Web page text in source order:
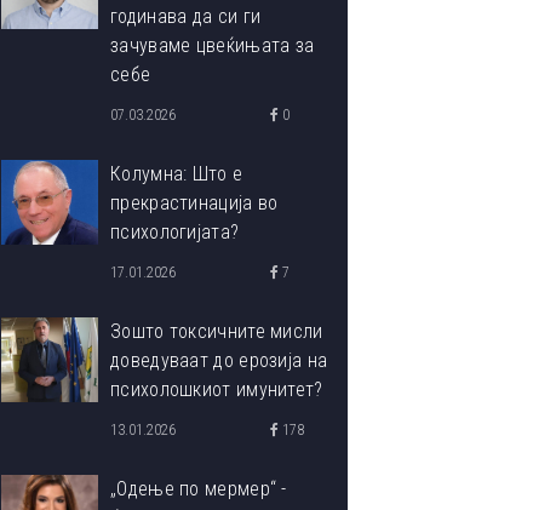
годинава да си ги
зачуваме цвеќињата за
себе
07.03.2026 0
Колумна: Што е
прекрастинација во
психологијата?
17.01.2026 7
Зошто токсичните мисли
доведуваат до ерозија на
психолошкиот имунитет?
13.01.2026 178
„Одење по мермер“ -